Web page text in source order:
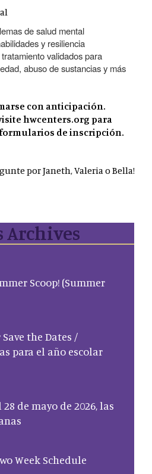
de salud mental
y resiliencia
validados para
abuso de sustancias y más
con anticipación.
hwcenters.org para
de inscripción.
por Janeth, Valeria o Bella!
Archives
Scoop! (Summer
Save the Dates /
para el año escolar
de mayo de 2026, las
Week Schedule